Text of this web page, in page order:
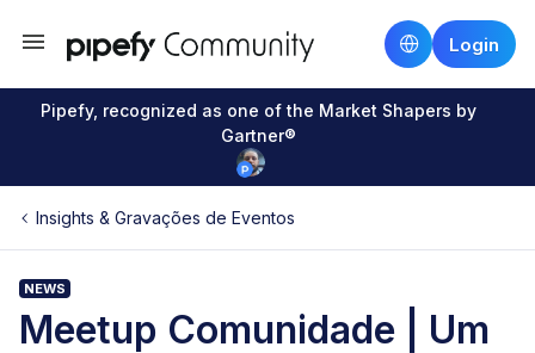
Login
Pipefy, recognized as one of the Market Shapers by
Gartner®
Insights & Gravações de Eventos
NEWS
Meetup Comunidade | Um